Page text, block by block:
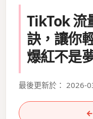
TikTok 流
訣，讓你
爆紅不是
最後更新於： 2026-
←